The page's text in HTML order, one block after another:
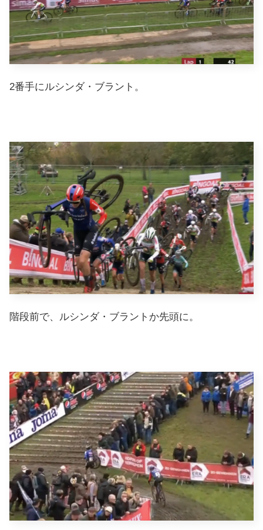
2番手にルシンダ・ブラント。
階段前で、ルシンダ・ブラントか先頭に。